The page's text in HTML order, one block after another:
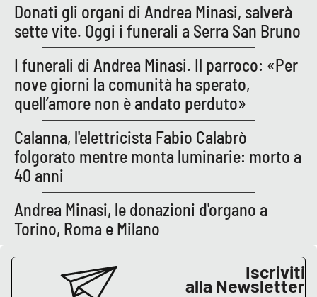
EDIZIONI
LOCALI
Catanzaro
Crotone
Vibo Valentia
Reggio Calabria
Cosenza
Lamezia Terme
PROGETTI
SPECIALI
Donati gli organi di Andrea Minasi, salverà
sette vite. Oggi i funerali a Serra San Bruno
I funerali di Andrea Minasi. Il parroco: «Per
nove giorni la comunità ha sperato,
quell’amore non è andato perduto»
Calanna, l'elettricista Fabio Calabrò
folgorato mentre monta luminarie: morto a
40 anni
Andrea Minasi, le donazioni d'organo a
Torino, Roma e Milano
Iscriviti
alla Newsletter